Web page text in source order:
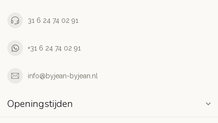
31 6 24 74 02 91
+31 6 24 74 02 91
info@byjean-byjean.nl
Openingstijden